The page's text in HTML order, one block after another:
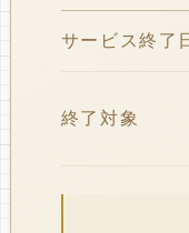
サービス終了
終了対象